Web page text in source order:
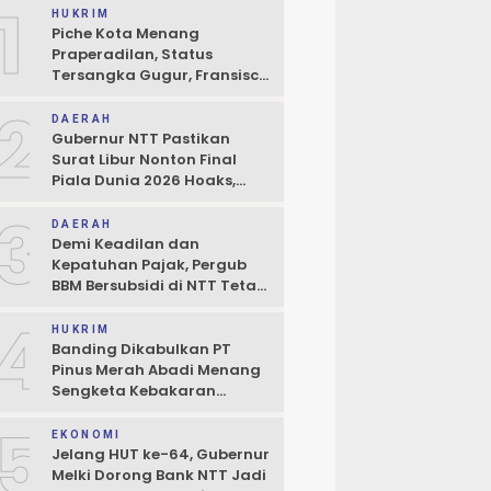
Melki
TAPA
NTT
Pengurus
HUKRIM
Piche Kota Menang
Praperadilan, Status
Tersangka Gugur, Fransisco
Pendukung
DAERAH
Gubernur NTT Pastikan
Surat Libur Nonton Final
Piala Dunia 2026 Hoaks,
Boleh Terhambat
DAERAH
Demi Keadilan dan
Kepatuhan Pajak, Pergub
BBM Bersubsidi di NTT Tetap
HUKRIM
Banding Dikabulkan PT
Pinus Merah Abadi Menang
Sengketa Kebakaran
5 EKONOMI
Jelang HUT ke-64, Gubernur
Melki Dorong Bank NTT Jadi